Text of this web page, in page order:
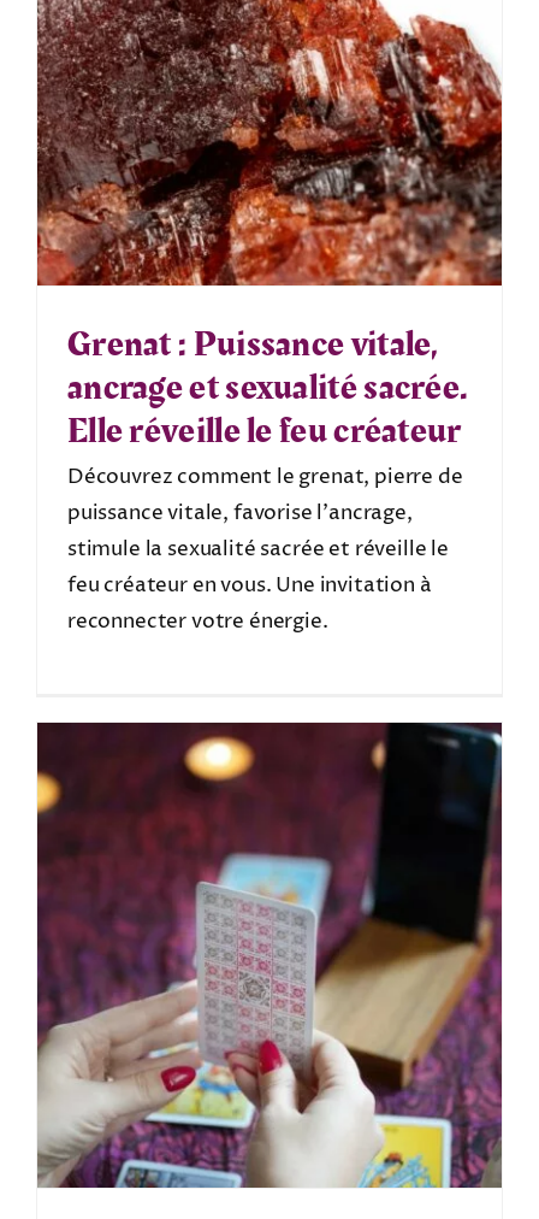
Grenat : Puissance vitale,
ancrage et sexualité sacrée.
Elle réveille le feu créateur
Découvrez comment le grenat, pierre de
puissance vitale, favorise l’ancrage,
stimule la sexualité sacrée et réveille le
feu créateur en vous. Une invitation à
reconnecter votre énergie.